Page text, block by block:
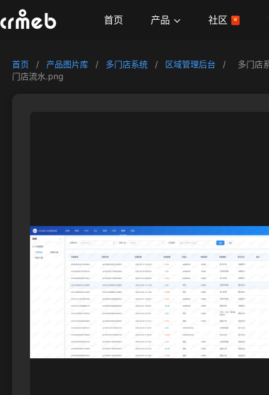
首页 产品 社区
首页 / 产品图片库 / 多门店系统 / 区域管理后台 /
多门店
门店流水.png